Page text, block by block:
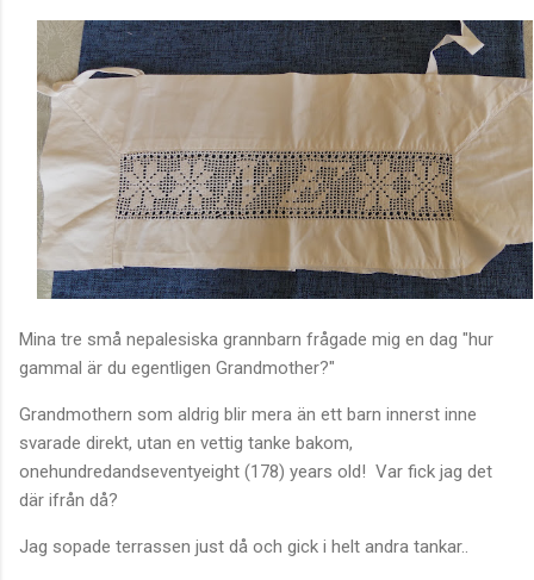
Mina tre små nepalesiska grannbarn frågade mig en dag "hur
gammal är du egentligen Grandmother?"
Grandmothern som aldrig blir mera än ett barn innerst inne
svarade direkt, utan en vettig tanke bakom,
onehundredandseventyeight (178) years old! Var fick jag det
där ifrån då?
Jag sopade terrassen just då och gick i helt andra tankar..